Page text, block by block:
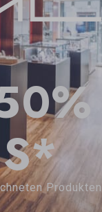
Produkten